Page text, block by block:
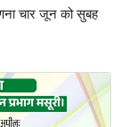
चार जून को सुबह